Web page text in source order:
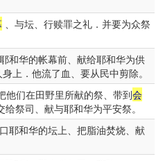
、与坛、行赎罪之礼．并要为众祭
和华的帐幕前、献给耶和华为供
上．他流了血、要从民中剪除。
他们在田野里所献的祭、带到会
祭司、献与耶和华为平安祭。
耶和华的坛上、把脂油焚烧、献